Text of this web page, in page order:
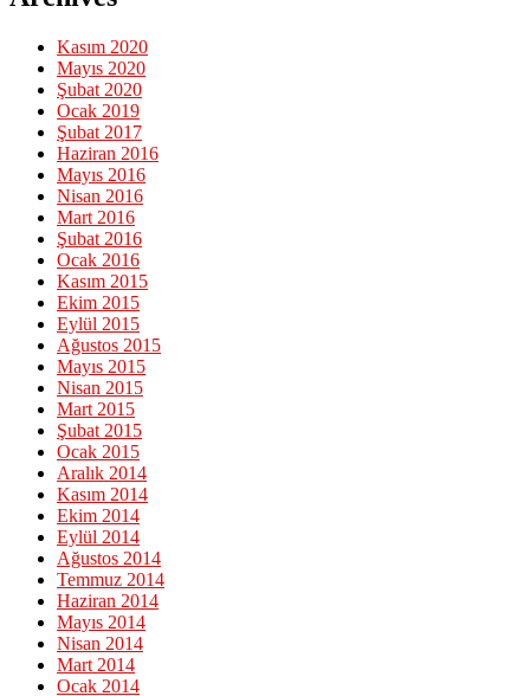
Kasım 2020
Mayıs 2020
Şubat 2020
Ocak 2019
Şubat 2017
Haziran 2016
Mayıs 2016
Nisan 2016
Mart 2016
Şubat 2016
Ocak 2016
Kasım 2015
Ekim 2015
Eylül 2015
Ağustos 2015
Mayıs 2015
Nisan 2015
Mart 2015
Şubat 2015
Ocak 2015
Aralık 2014
Kasım 2014
Ekim 2014
Eylül 2014
Ağustos 2014
Temmuz 2014
Haziran 2014
Mayıs 2014
Nisan 2014
Mart 2014
Ocak 2014